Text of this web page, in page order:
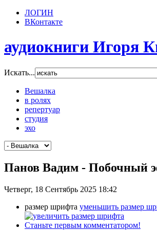
ЛОГИН
ВКонтакте
аудиокниги Игоря
Искать...
Вешалка
в ролях
репертуар
студия
эхо
Панов Вадим - Побочный
Четверг, 18 Сентябрь 2025 18:42
размер шрифта уменьшить размер
Станьте первым комментатором!